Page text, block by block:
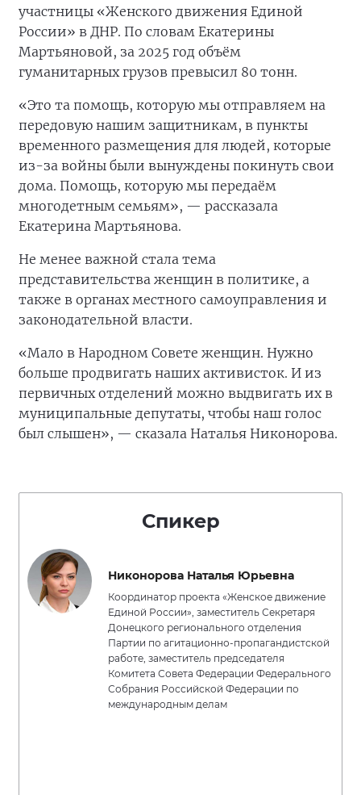
участницы «Женского движения Единой
России» в ДНР. По словам Екатерины
Мартьяновой, за 2025 год объём
гуманитарных грузов превысил 80 тонн.
«Это та помощь, которую мы отправляем на
передовую нашим защитникам, в пункты
временного размещения для людей, которые
из-за войны были вынуждены покинуть свои
дома. Помощь, которую мы передаём
многодетным семьям», — рассказала
Екатерина Мартьянова.
Не менее важной стала тема
представительства женщин в политике, а
также в органах местного самоуправления и
законодательной власти.
«Мало в Народном Совете женщин. Нужно
больше продвигать наших активисток. И из
первичных отделений можно выдвигать их в
муниципальные депутаты, чтобы наш голос
был слышен», — сказала Наталья Никонорова.
Спикер
Никонорова Наталья Юрьевна
Координатор проекта «Женское движение
Единой России», заместитель Секретаря
Донецкого регионального отделения
Партии по агитационно-пропагандистской
работе, заместитель председателя
Комитета Совета Федерации Федерального
Собрания Российской Федерации по
международным делам